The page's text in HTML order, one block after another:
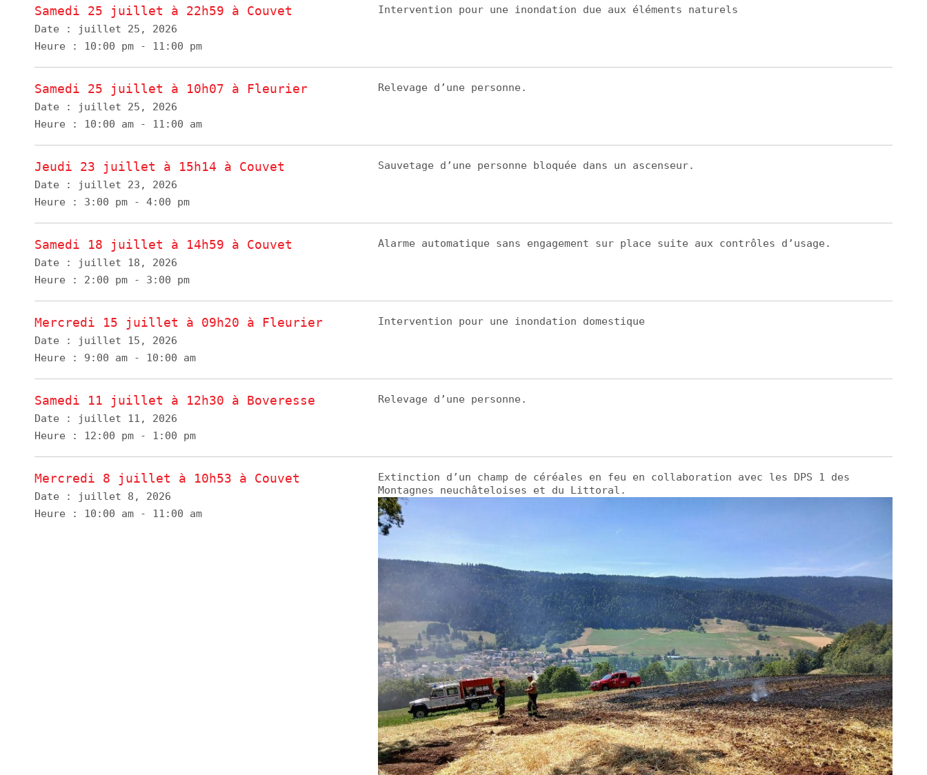
Samedi 25 juillet à 22h59 à Couvet
Date :
juillet 25, 2026
Heure : 10:00 pm - 11:00 pm
Intervention pour une inondation due aux éléments naturels
Samedi 25 juillet à 10h07 à Fleurier
Date :
juillet 25, 2026
Heure : 10:00 am - 11:00 am
Relevage d’une personne.
Jeudi 23 juillet à 15h14 à Couvet
Date :
juillet 23, 2026
Heure : 3:00 pm - 4:00 pm
Sauvetage d’une personne bloquée dans un ascenseur.
Samedi 18 juillet à 14h59 à Couvet
Date :
juillet 18, 2026
Heure : 2:00 pm - 3:00 pm
Alarme automatique sans engagement sur place suite aux contrôles d’usage.
Mercredi 15 juillet à 09h20 à Fleurier
Date :
juillet 15, 2026
Heure : 9:00 am - 10:00 am
Intervention pour une inondation domestique
Samedi 11 juillet à 12h30 à Boveresse
Date :
juillet 11, 2026
Heure : 12:00 pm - 1:00 pm
Relevage d’une personne.
Mercredi 8 juillet à 10h53 à Couvet
Date :
juillet 8, 2026
Heure : 10:00 am - 11:00 am
Extinction d’un champ de céréales en feu en collaboration avec les DPS 1 des
Montagnes neuchâteloises et du Littoral.